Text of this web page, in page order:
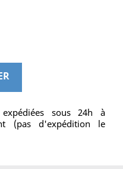
sous 24h à
(pas d'expédition le